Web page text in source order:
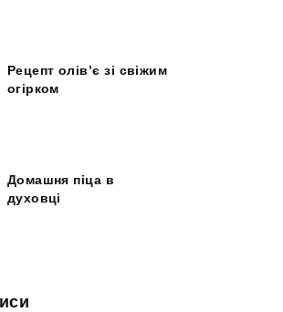
Рецепт олів’є зі свіжим
огірком
Домашня піца в
духовці